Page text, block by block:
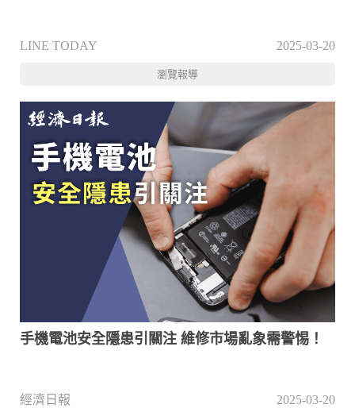
LINE TODAY 2025-03-20
瀏覽報導
手機電池安全隱患引關注 維修市場亂象需警惕！
經濟日報 2025-03-20